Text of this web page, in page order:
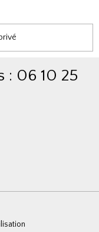
: 06 10 25